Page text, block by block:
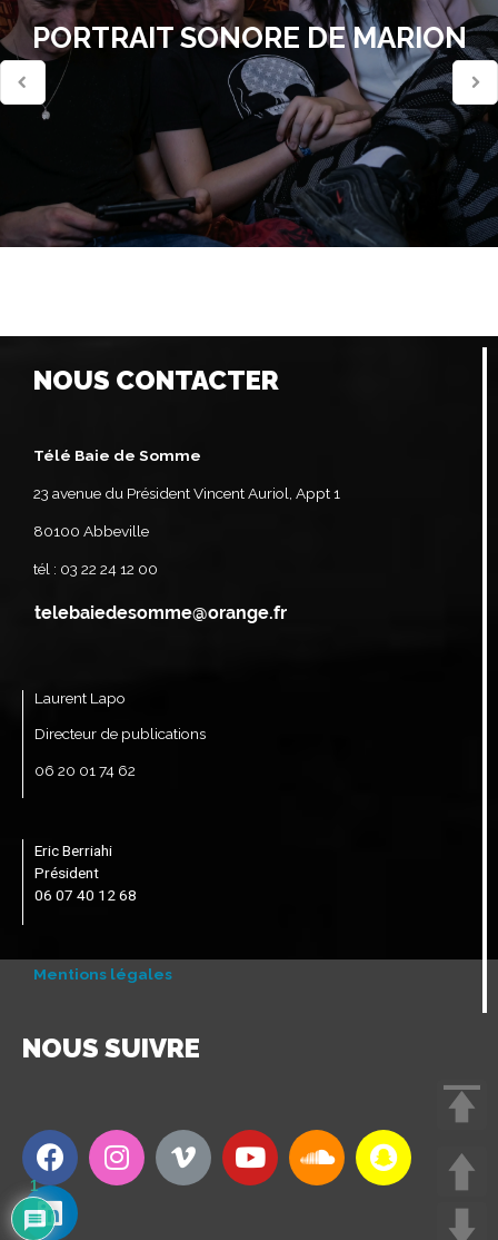
PORTRAIT SONORE DE MARION
NOUS CONTACTER
Télé Baie de Somme
23 avenue du Président Vincent Auriol, Appt 1
80100 Abbeville
tél : 03 22 24 12 00
Laurent Lapo
Directeur de publications
06 20 01 74 62
Eric Berriahi
Président
06 07 40 12 68
Mentions légales
NOUS SUIVRE
1